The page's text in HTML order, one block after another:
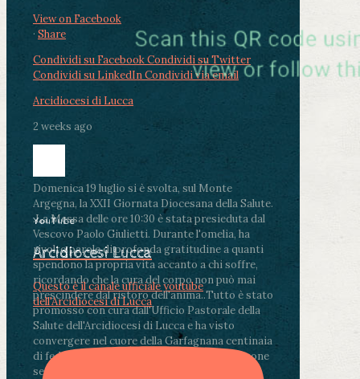
View on Facebook
· Share
Condividi su FacebookCondividi su Twitter
Condividi su LinkedInCondividi via email
Arcidiocesi di Lucca
2 weeks ago
Domenica 19 luglio si è svolta, sul Monte
Argegna, la XXII Giornata Diocesana della Salute.
.La Messa delle ore 10:30 è stata presieduta dal
Vescovo Paolo Giulietti. Durante l'omelia, ha
rivolto parole di profonda gratitudine a quanti
spendono la propria vita accanto a chi soffre,
ricordando che la cura del corpo non può mai
prescindere dal ristoro dell'anima..Tutto è stato
promosso con cura dall'Ufficio Pastorale della
Salute dell'Arcidiocesi di Lucca e ha visto
convergere nel cuore della Garfagnana centinaia
di fedeli, operatori sanitari, volontari e persone
segnate dalla malattia.
YouTube
Arcidiocesi Lucca
Questo è il canale ufficiale youtube
dell'Arcidiocesi di Lucca